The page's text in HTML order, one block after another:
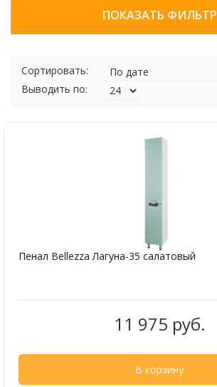
ПОКАЗАТЬ ФИЛЬТР
Сортировать:
Выводить по:
Пенал Bellezza Лагуна-35 салатовый
11 975 руб.
В корзину